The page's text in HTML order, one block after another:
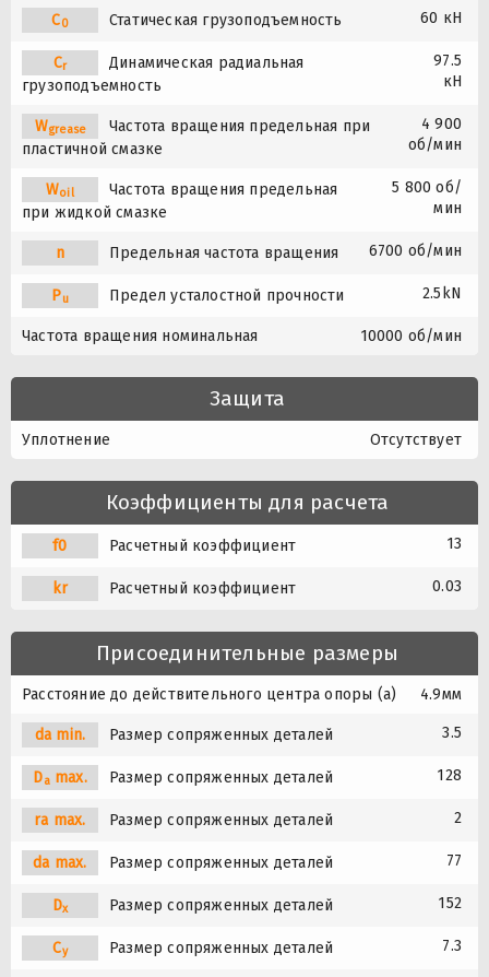
C0 Статическая грузоподъемность 60 кН
Cr
Динамическая радиальная
грузоподъемность
97.5
кН
Wgrease
Частота вращения предельная при
пластичной смазке
4 900
об/мин
Woil
Частота вращения предельная
при жидкой смазке
5 800 об/
мин
n Предельная частота вращения 6700 об/мин
Pu Предел усталостной прочности 2.5kN
Частота вращения номинальная 10000 об/мин
Защита
Уплотнение Отсутствует
Коэффициенты для расчета
f0 Расчетный коэффициент 13
kr Расчетный коэффициент 0.03
Присоединительные размеры
Расстояние до действительного центра опоры (a) 4.9мм
da min. Размер сопряженных деталей 3.5
Damax. Размер сопряженных деталей 128
ra max. Размер сопряженных деталей 2
da max. Размер сопряженных деталей 77
Dx Размер сопряженных деталей 152
Cy Размер сопряженных деталей 7.3